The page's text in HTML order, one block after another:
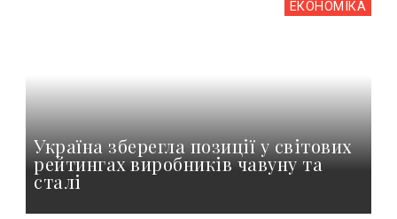
ЕКОНОМІКА
Україна зберегла позиції у світових
рейтингах виробників чавуну та
сталі